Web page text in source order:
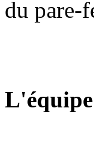
du pare-